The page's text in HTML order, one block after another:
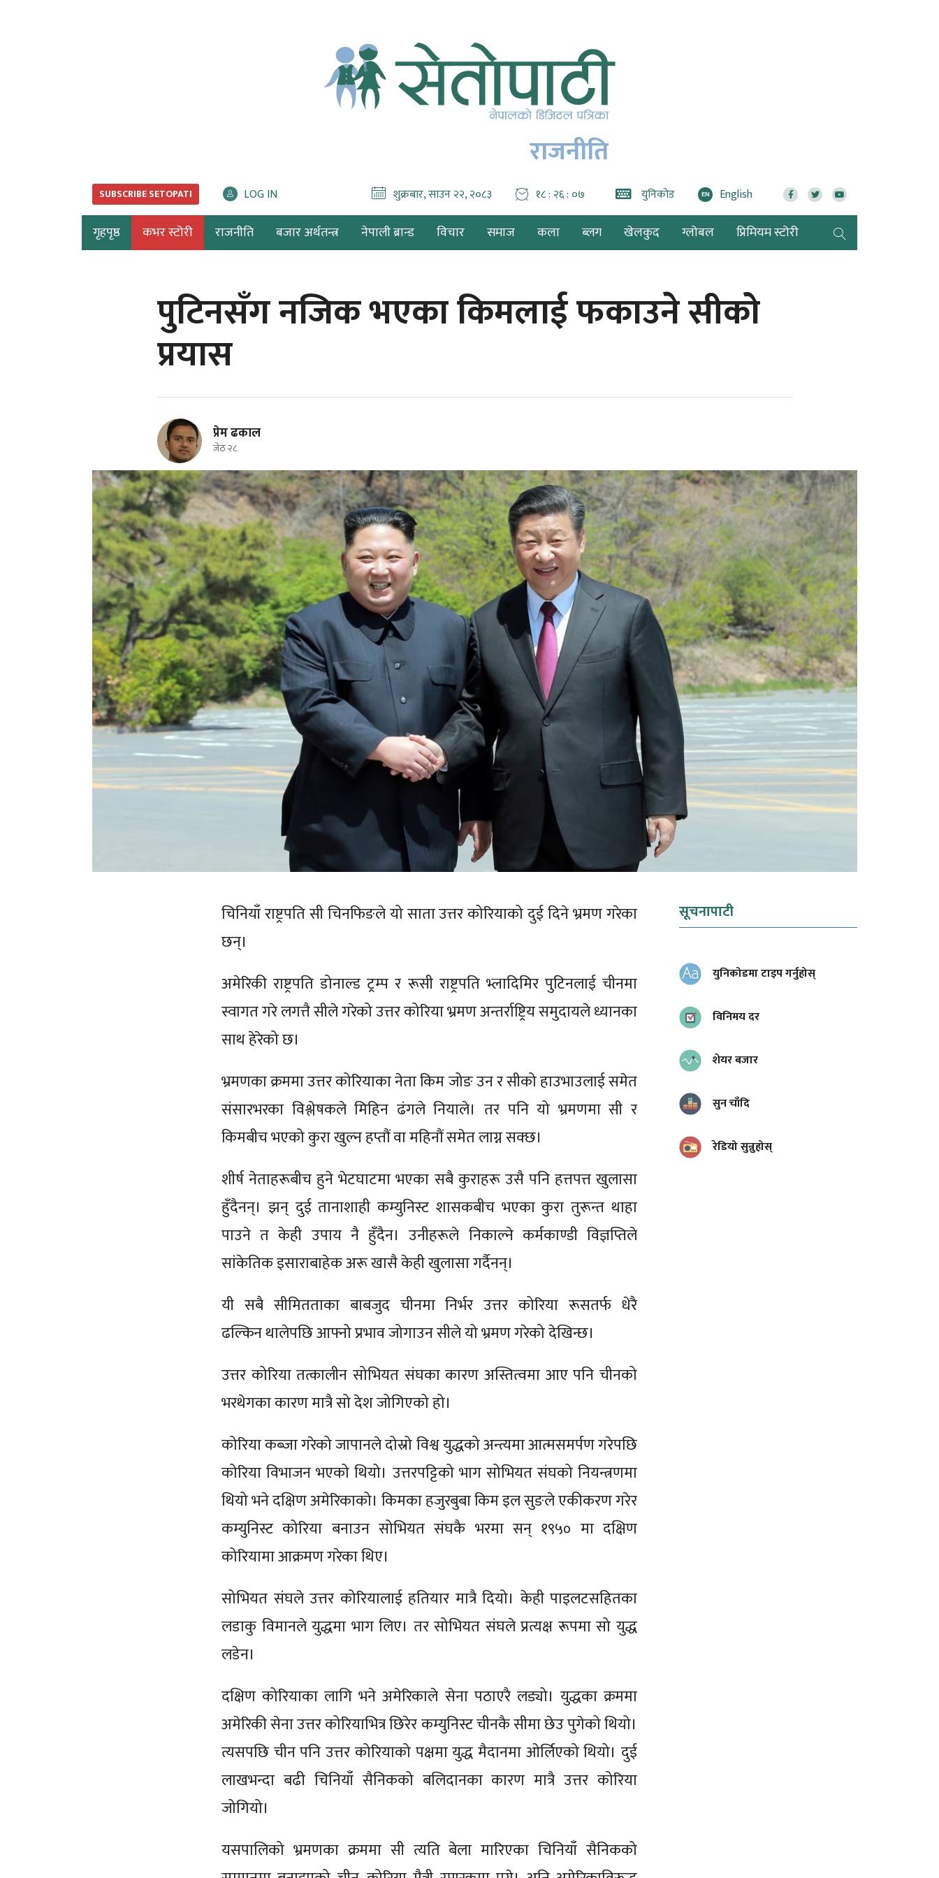
राजनीति
SUBSCRIBE SETOPATI LOG IN शुक्रबार, साउन २२, २०८३ १८ : २६ : ०८ युनिकोड EN English
गृहपृष्ठ कभर स्टोरी राजनीति बजार अर्थतन्त्र नेपाली ब्रान्ड विचार समाज कला ब्लग खेलकुद ग्लोबल प्रिमियम स्टोरी
पुटिनसँग नजिक भएका किमलाई फकाउने सीको
प्रयास
प्रेम ढकाल
जेठ २८
चिनियाँ राष्ट्रपति सी चिनफिङले यो साता उत्तर कोरियाको दुई दिने भ्रमण गरेका
छन्।
अमेरिकी राष्ट्रपति डोनाल्ड ट्रम्प र रूसी राष्ट्रपति भ्लादिमिर पुटिनलाई चीनमा
स्वागत गरे लगत्तै सीले गरेको उत्तर कोरिया भ्रमण अन्तर्राष्ट्रिय समुदायले ध्यानका
साथ हेरेको छ।
भ्रमणका क्रममा उत्तर कोरियाका नेता किम जोङ उन र सीको हाउभाउलाई समेत
संसारभरका विश्लेषकले मिहिन ढंगले नियाले। तर पनि यो भ्रमणमा सी र
किमबीच भएको कुरा खुल्न हप्तौं वा महिनौं समेत लाग्न सक्छ।
शीर्ष नेताहरूबीच हुने भेटघाटमा भएका सबै कुराहरू उसै पनि हत्तपत्त खुलासा
हुँदैनन्। झन् दुई तानाशाही कम्युनिस्ट शासकबीच भएका कुरा तुरून्त थाहा
पाउने त केही उपाय नै हुँदैन। उनीहरूले निकाल्ने कर्मकाण्डी विज्ञप्तिले
सांकेतिक इसाराबाहेक अरू खासै केही खुलासा गर्दैनन्।
यी सबै सीमितताका बाबजुद चीनमा निर्भर उत्तर कोरिया रूसतर्फ धेरै
ढल्किन थालेपछि आफ्नो प्रभाव जोगाउन सीले यो भ्रमण गरेको देखिन्छ।
उत्तर कोरिया तत्कालीन सोभियत संघका कारण अस्तित्वमा आए पनि चीनको
भरथेगका कारण मात्रै सो देश जोगिएको हो।
कोरिया कब्जा गरेको जापानले दोस्रो विश्व युद्धको अन्त्यमा आत्मसमर्पण गरेपछि
कोरिया विभाजन भएको थियो। उत्तरपट्टिको भाग सोभियत संघको नियन्त्रणमा
थियो भने दक्षिण अमेरिकाको। किमका हजुरबुबा किम इल सुङले एकीकरण गरेर
कम्युनिस्ट कोरिया बनाउन सोभियत संघकै भरमा सन् १९५० मा दक्षिण
कोरियामा आक्रमण गरेका थिए।
सोभियत संघले उत्तर कोरियालाई हतियार मात्रै दियो। केही पाइलटसहितका
लडाकु विमानले युद्धमा भाग लिए। तर सोभियत संघले प्रत्यक्ष रूपमा सो युद्ध
लडेन।
दक्षिण कोरियाका लागि भने अमेरिकाले सेना पठाएरै लड्यो। युद्धका क्रममा
अमेरिकी सेना उत्तर कोरियाभित्र छिरेर कम्युनिस्ट चीनकै सीमा छेउ पुगेको थियो।
त्यसपछि चीन पनि उत्तर कोरियाको पक्षमा युद्ध मैदानमा ओर्लिएको थियो। दुई
लाखभन्दा बढी चिनियाँ सैनिकको बलिदानका कारण मात्रै उत्तर कोरिया
जोगियो।
यसपालिको भ्रमणका क्रममा सी त्यति बेला मारिएका चिनियाँ सैनिकको
सूचनापाटी
युनिकोडमा टाइप गर्नुहोस्
विनिमय दर
शेयर बजार
सुन चाँदि
रेडियो सुन्नुहोस्